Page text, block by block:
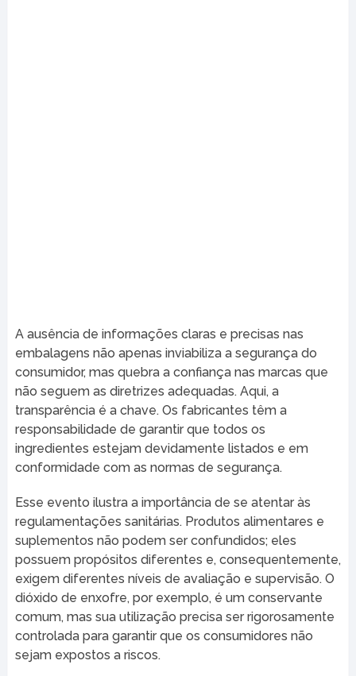
A ausência de informações claras e precisas nas
embalagens não apenas inviabiliza a segurança do
consumidor, mas quebra a confiança nas marcas que
não seguem as diretrizes adequadas. Aqui, a
transparência é a chave. Os fabricantes têm a
responsabilidade de garantir que todos os
ingredientes estejam devidamente listados e em
conformidade com as normas de segurança.
Esse evento ilustra a importância de se atentar às
regulamentações sanitárias. Produtos alimentares e
suplementos não podem ser confundidos; eles
possuem propósitos diferentes e, consequentemente,
exigem diferentes níveis de avaliação e supervisão. O
dióxido de enxofre, por exemplo, é um conservante
comum, mas sua utilização precisa ser rigorosamente
controlada para garantir que os consumidores não
sejam expostos a riscos.